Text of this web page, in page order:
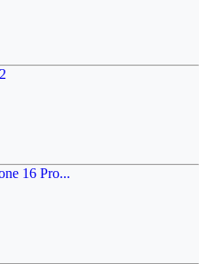
16 Pro...